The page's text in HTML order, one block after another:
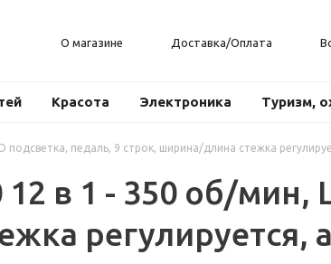
О магазине Доставка/Оплата
Красота Электроника Туризм,
педаль, 9 строк, ширина/длина стежка
в 1 - 350 об/мин,
регулируется,